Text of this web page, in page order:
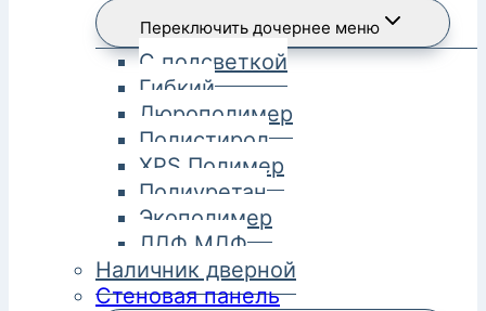
Переключить дочернее меню
С подсветкой
Гибкий
Дюрополимер
Полистирол
XPS Полимер
Полиуретан
Экополимер
ЛДФ МДФ
Наличник дверной
Стеновая панель